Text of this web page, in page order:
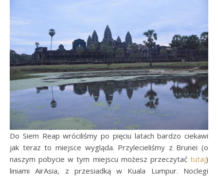
Do Siem Reap wróciliśmy po pięciu latach bardzo ciekawi
jak teraz to miejsce wygląda. Przylecieliśmy z Brunei (o
naszym pobycie w tym miejscu możesz przeczytać tutaj)
liniami AirAsia, z przesiadką w Kuala Lumpur. Noclegi